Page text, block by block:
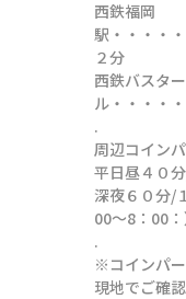
西鉄福岡
駅・・・・
２分
西鉄バスタ
ル・・・・
.
周辺コイン
平日昼４０
深夜６０分/
00～8：00：
.
※コインパ
現地でご確